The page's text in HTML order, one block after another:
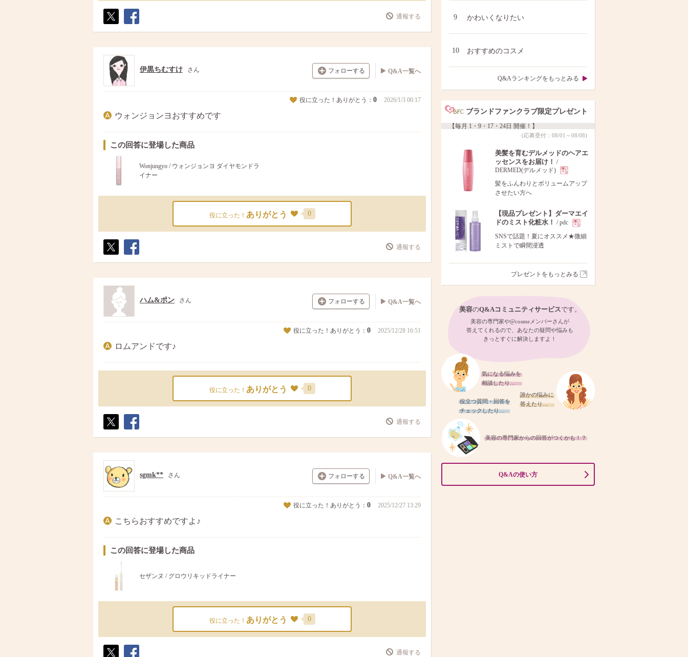
ト
ア
通報する
フォローする
伊黒ちむすけ さん Q&A一覧へ
役に立った！ありがとう： 0 2026/1/3 00:17
ウォンジョンヨおすすめです
この回答に登場した商品
Wonjungyo / ウォンジョンヨ ダイヤモンドラ
イナー
役に立った！ ありがとう 0
ト
ア
通報する
フォローする
ハム&ポン さん Q&A一覧へ
役に立った！ありがとう： 0 2025/12/28 16:51
ロムアンドです♪
役に立った！ ありがとう 0
ト
ア
通報する
フォローする
sgmk** さん Q&A一覧へ
役に立った！ありがとう： 0 2025/12/27 13:29
こちらおすすめですよ♪
この回答に登場した商品
セザンヌ / グロウリキッドライナー
役に立った！ ありがとう 0
通報する
9 かわいくなりたい
10 おすすめのコスメ
Q&Aランキングをもっとみる
ブランドファンクラブ限定プレゼント
【毎月 1・9・17・24日 開催！】
(応募受付：08/01～08/08)
美髪を育むデルメッドのヘアエ
ッセンスをお届け！ /
DERMED(デルメッド)
現
髪をふんわりとボリュームアップ
させたい方へ
【現品プレゼント】ダーマエイ
ドのミスト化粧水！ / pdc
現
SNSで話題！夏にオススメ★微細
ミストで瞬間浸透
プレゼントをもっとみる
美容のQ&Aコミュニティサービスです。
美容の専門家や@cosmeメンバーさんが
答えてくれるので、あなたの疑問や悩みも
きっとすぐに解決しますよ！
気になる悩みを
相談したり…
誰かの悩みに
答えたり…
役立つ質問・回答を
チェックしたり…
美容の専門家からの回答がつくかも！？
Q&Aの使い方